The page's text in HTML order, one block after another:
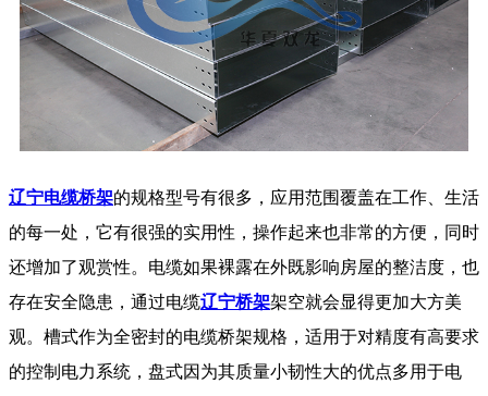
辽宁电缆桥架的规格型号有很多，应用范围覆盖在工作、生活
的每一处，它有很强的实用性，操作起来也非常的方便，同时
还增加了观赏性。电缆如果裸露在外既影响房屋的整洁度，也
存在安全隐患，通过电缆辽宁桥架架空就会显得更加大方美
观。槽式作为全密封的电缆桥架规格，适用于对精度有高要求
的控制电力系统，盘式因为其质量小韧性大的优点多用于电